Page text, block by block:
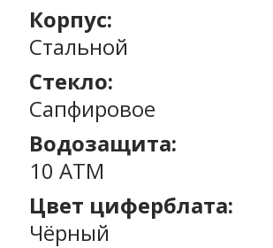
Корпус:
Стальной
Стекло:
Сапфировое
Водозащита:
10 ATM
Цвет циферблата:
Чёрный